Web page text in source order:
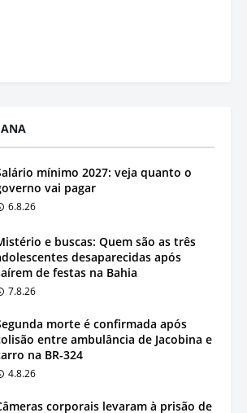
mínimo 2027: veja quanto o
vai pagar
6.8.26
e buscas: Quem são as três
desaparecidas após
de festas na Bahia
7.8.26
morte é confirmada após
entre ambulância de Jacobina e
na BR-324
4.8.26
corporais levaram à prisão de